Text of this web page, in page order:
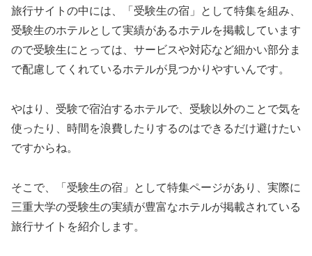
旅行サイトの中には、「受験生の宿」として特集を組み、
受験生のホテルとして実績があるホテルを掲載しています
ので受験生にとっては、サービスや対応など細かい部分ま
で配慮してくれているホテルが見つかりやすいんです。
やはり、受験で宿泊するホテルで、受験以外のことで気を
使ったり、時間を浪費したりするのはできるだけ避けたい
ですからね。
そこで、「受験生の宿」として特集ページがあり、実際に
三重大学の受験生の実績が豊富なホテルが掲載されている
旅行サイトを紹介します。